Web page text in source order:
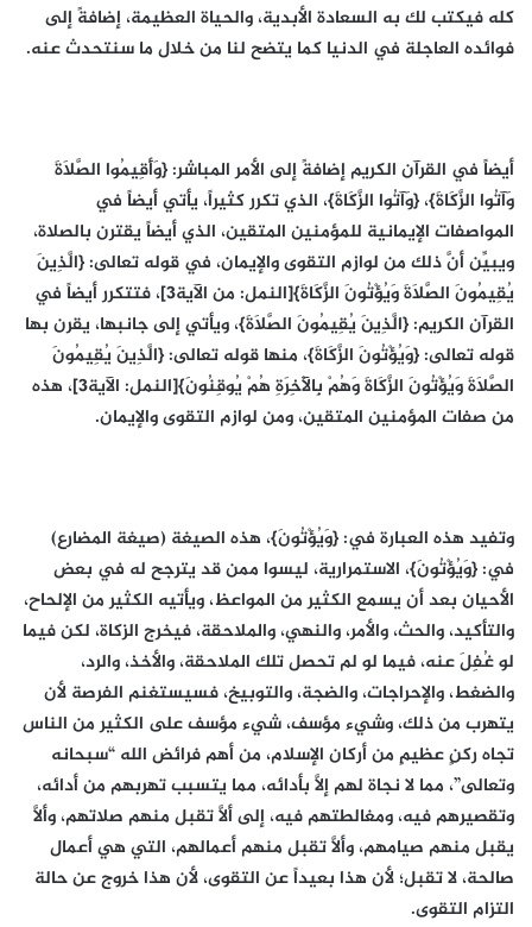
كله فيكتب لك به السعادة الأبدية، والحياة العظيمة، إضافةً إلى
فوائده العاجلة في الدنيا كما يتضح لنا من خلال ما سنتحدث عنه.
أيضاً في القرآن الكريم إضافةً إلى الأمر المباشر: {وَأَقِيمُوا الصَّلَاةَ
وَآتُوا الزَّكَاةَ}، {وَآتُوا الزَّكَاةَ}، الذي تكرر كثيراً، يأتي أيضاً في
المواصفات الإيمانية للمؤمنين المتقين، الذي أيضاً يقترن بالصلاة،
ويبيِّن أنَّ ذلك من لوازم التقوى والإيمان، في قوله تعالى: {الَّذِينَ
يُقِيمُونَ الصَّلَاةَ وَيُؤْتُونَ الزَّكَاةَ}[النمل: من الآية3]، فتتكرر أيضاً في
القرآن الكريم: {الَّذِينَ يُقِيمُونَ الصَّلَاةَ}، ويأتي إلى جانبها، يقرن بها
قوله تعالى: {وَيُؤْتُونَ الزَّكَاةَ}، منها قوله تعالى: {الَّذِينَ يُقِيمُونَ
الصَّلَاةَ وَيُؤْتُونَ الزَّكَاةَ وَهُمْ بِالْآخِرَةِ هُمْ يُوقِنُونَ}[النمل: الآية3]، هذه
من صفات المؤمنين المتقين، ومن لوازم التقوى والإيمان.
وتفيد هذه العبارة في: {وَيُؤْتُونَ}، هذه الصيغة (صيغة المضارع)
في: {وَيُؤْتُونَ}، الاستمرارية، ليسوا ممن قد يترجح له في بعض
الأحيان بعد أن يسمع الكثير من المواعظ، ويأتيه الكثير من الإلحاح،
والتأكيد، والحث، والأمر، والنهي، والملاحقة، فيخرج الزكاة، لكن فيما
لو غُفِلَ عنه، فيما لو لم تحصل تلك الملاحقة، والأخذ، والرد،
والضغط، والإحراجات، والضجة، والتوبيخ، فسيستغنم الفرصة لأن
يتهرب من ذلك، وشيء مؤسف، شيء مؤسف على الكثير من الناس
تجاه ركنٍ عظيمٍ من أركان الإسلام، من أهم فرائض الله “سبحانه
وتعالى”، مما لا نجاة لهم إلَّا بأدائه، مما يتسبب تهربهم من أدائه،
وتقصيرهم فيه، ومغالطتهم فيه، إلى ألَّا تقبل منهم صلاتهم، وألَّا
يقبل منهم صيامهم، وألَّا تقبل منهم أعمالهم، التي هي أعمال
صالحة، لا تقبل؛ لأن هذا بعيداً عن التقوى، لأن هذا خروج عن حالة
التزام التقوى.